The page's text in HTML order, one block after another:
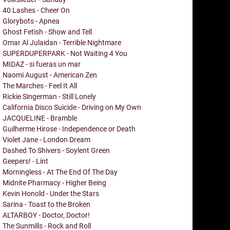
40 Lashes - Cheer On
Glorybots - Apnea
Ghost Fetish - Show and Tell
Omar Al Julaidan - Terrible Nightmare
SUPERDUPERPARK - Not Waiting 4 You
MIDAZ - si fueras un mar
Naomi August - American Zen
The Marches - Feel It All
Rickie Singerman - Still Lonely
California Disco Suicide - Driving on My Own
JACQUELINE - Bramble
Guilherme Hirose - Independence or Death
Violet Jane - London Dream
Dashed To Shivers - Soylent Green
Geepers! - Lint
Morningless - At The End Of The Day
Midnite Pharmacy - Higher Being
Kevin Honold - Under the Stars
Sarina - Toast to the Broken
ALTARBOY - Doctor, Doctor!
The Sunmills - Rock and Roll